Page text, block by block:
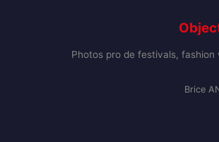
Photos pro de festivals,